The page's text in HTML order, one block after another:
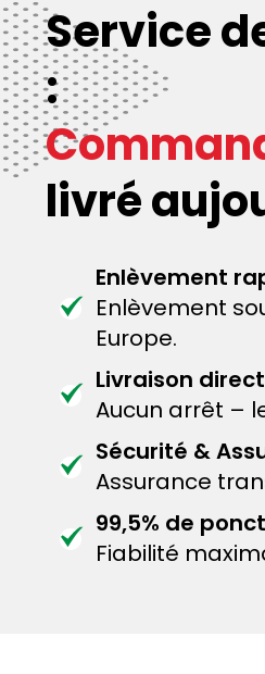
Service
:
livré
Enlèvement
Enlèvement
Europe.
Livraison
Aucun arrêt –
Sécurité &
Assurance
99,5% de
Fiabilité